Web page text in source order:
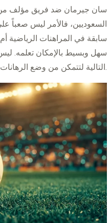
سان جيرمان ضد فريق مؤلف من
السعوديين، فالأمر ليس صعباً
سابقة في المراهنات الرياضية
سهل وبسيط بالإمكان تعلمه.